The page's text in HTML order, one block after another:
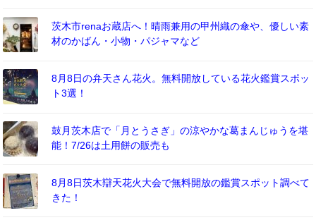
茨木市renaお蔵店へ！晴雨兼用の甲州織の傘や、優しい素
材のかばん・小物・パジャマなど
8月8日の弁天さん花火。無料開放している花火鑑賞スポッ
ト3選！
鼓月茨木店で「月とうさぎ」の涼やかな葛まんじゅうを堪
能！7/26は土用餅の販売も
8月8日茨木辯天花火大会で無料開放の鑑賞スポット調べて
きた！